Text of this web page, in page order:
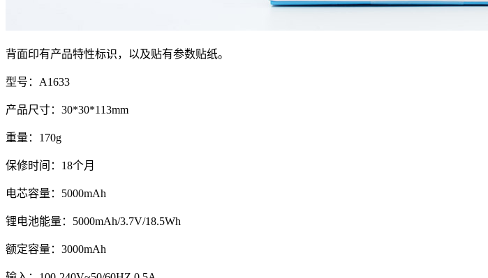
背面印有产品特性标识，以及贴有参数贴纸。
型号：A1633
产品尺寸：30*30*113mm
重量：170g
保修时间：18个月
电芯容量：5000mAh
锂电池能量：5000mAh/3.7V/18.5Wh
额定容量：3000mAh